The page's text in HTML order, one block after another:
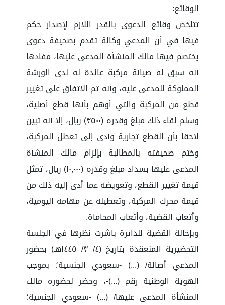
الوقائع:
تتلخص وقائع الدعوى بالقدر اللازم لإصدار حكم
فيها في أن المدعي وكالة تقدم بصحيفة دعوى
يختصم فيها مالك المنشأة المدعى عليها، مفادها
أنه سبق له صيانة مركبة عائدة له لدى الورشة
المملوكة للمدعى عليه، وأنه تم الاتفاق على تغيير
قطع من المركبة والتي أوهم بأنها قطع أصلية،
وسلم لقاء ذلك مبلغ وقدره (٣٥٠٠) ريال، إلا أنه تبين
لاحقا بأن القطع تجارية وأدى إلى تعطل المركبة،
وختم صحيفته بالمطالبة بإلزام مالك المنشأة
المدعى عليها بسداد مبلغ وقدره (١٠,٠٠٠) ريال، تمثل
قيمة تغيير القطع، وتعويضه عما أدى إليه ذلك من
قيمة محرك المركبة، وتعطيله عن مهامه اليومية،
وأتعاب القضية، وأتعاب المحاماة.
وبإحالة القضية للدائرة باشرت نظرها في الجلسة
التحضيرية المنعقدة بتاريخ (٤/ ٣/ ١٤٤٥هـ) بحضور
المدعي أصالة/ (...) -سعودي الجنسية؛ بموجب
الهوية الوطنية رقم (...)-، وحضر لحضوره مالك
المنشأة المدعى عليها/ (...) -سعودي الجنسية؛